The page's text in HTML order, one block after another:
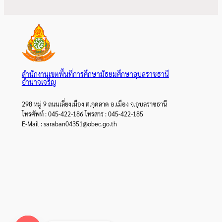
สำนักงานเขตพื้นที่การศึกษามัธยมศึกษาอุบลราชธานี
อำนาจเจริญ
298 หมู่ 9 ถนนเลี่ยงเมือง ต.กุดลาด อ.เมือง จ.อุบลราชธานี
โทรศัพท์ : 045-422-186 โทรสาร : 045-422-185
E-Mail : saraban04351@obec.go.th